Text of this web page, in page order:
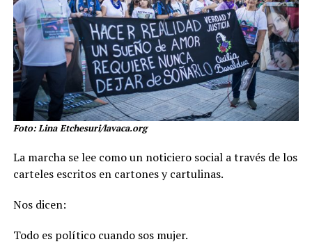
Foto: Lina Etchesuri/lavaca.org
La marcha se lee como un noticiero social a través de los
carteles escritos en cartones y cartulinas.
Nos dicen:
Todo es político cuando sos mujer.